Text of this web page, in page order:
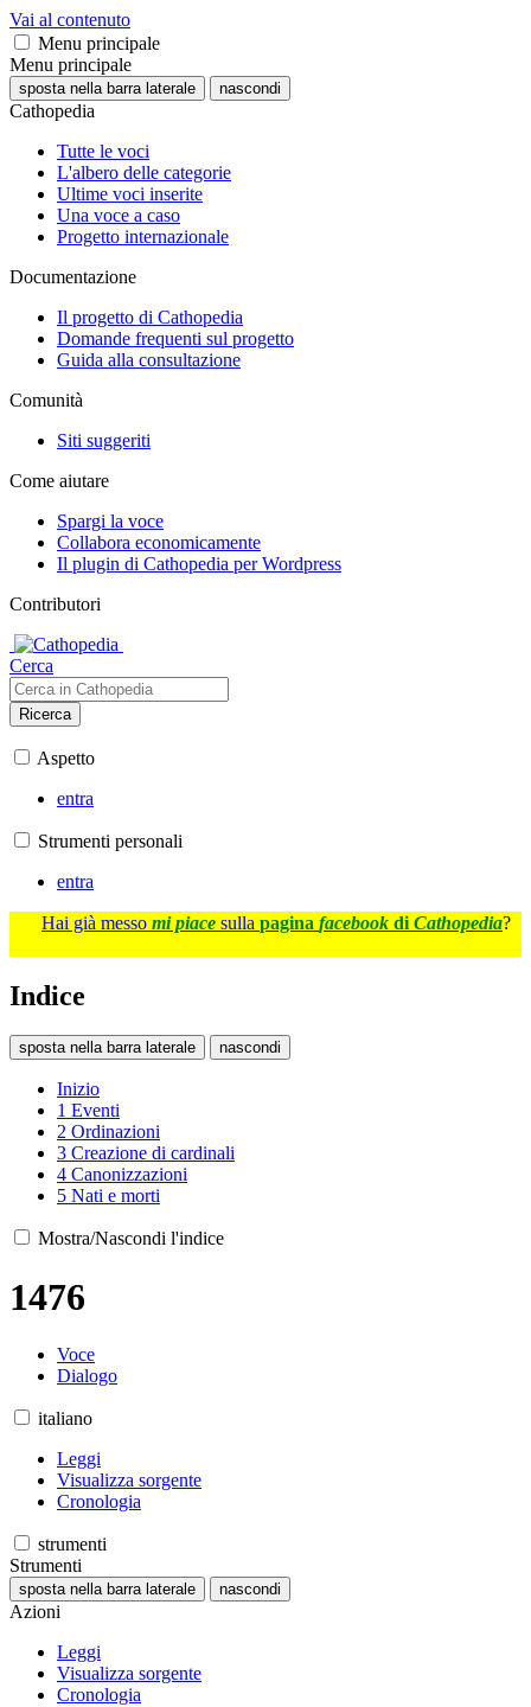
Vai al contenuto
Menu principale
Menu principale
sposta nella barra laterale nascondi
Cathopedia
Tutte le voci
L'albero delle categorie
Ultime voci inserite
Una voce a caso
Progetto internazionale
Documentazione
Il progetto di Cathopedia
Domande frequenti sul progetto
Guida alla consultazione
Comunità
Siti suggeriti
Come aiutare
Spargi la voce
Collabora economicamente
Il plugin di Cathopedia per Wordpress
Contributori
Cerca
Ricerca
Aspetto
entra
Strumenti personali
entra
Hai già messo mi piace sulla pagina facebook di Cathopedia?
Indice
sposta nella barra laterale nascondi
Inizio
1 Eventi
2 Ordinazioni
3 Creazione di cardinali
4 Canonizzazioni
5 Nati e morti
Mostra/Nascondi l'indice
1476
Voce
Dialogo
italiano
Leggi
Visualizza sorgente
Cronologia
strumenti
Strumenti
sposta nella barra laterale nascondi
Azioni
Leggi
Visualizza sorgente
Cronologia